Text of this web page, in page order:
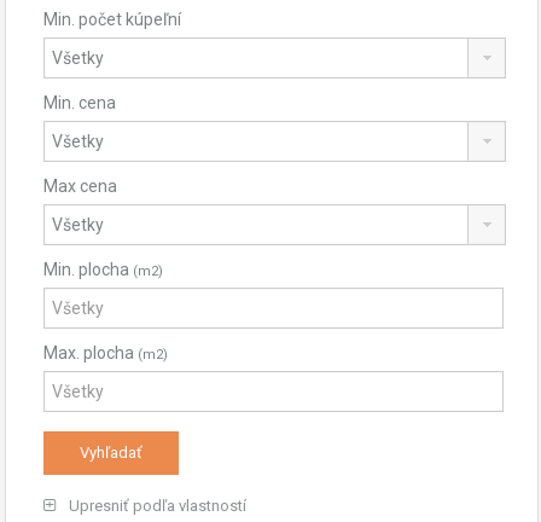
Min. počet kúpeľní
Min. cena
Max cena
Min. plocha (m2)
Max. plocha (m2)
Upresniť podľa vlastností